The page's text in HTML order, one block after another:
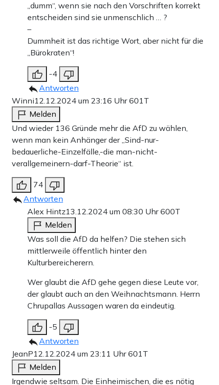
„dumm“, wenn sie nach den Vorschriften korrekt
entscheiden sind sie unmenschlich … ?
–
Dummheit ist das richtige Wort, aber nicht für die
„Bürokraten“!
-4
Antworten
Winni12.12.2024 um 23:16 Uhr601T
Melden
Und wieder 136 Gründe mehr die AfD zu wählen,
wenn man kein Anhänger der „Sind-nur-
bedauerliche-Einzelfälle,-die man-nicht-
verallgemeinern-darf-Theorie“ ist.
74
Antworten
Alex Hintz13.12.2024 um 08:30 Uhr600T
Melden
Was soll die AfD da helfen? Die stehen sich
mittlerweile öffentlich hinter den
Kulturbereicherern.
Wer glaubt die AfD gehe gegen diese Leute vor,
der glaubt auch an den Weihnachtsmann. Herrn
Chrupallas Aussagen waren da eindeutig.
-5
Antworten
JeanP12.12.2024 um 23:11 Uhr601T
Melden
Irgendwie seltsam. Die Einheimischen, die es nötig